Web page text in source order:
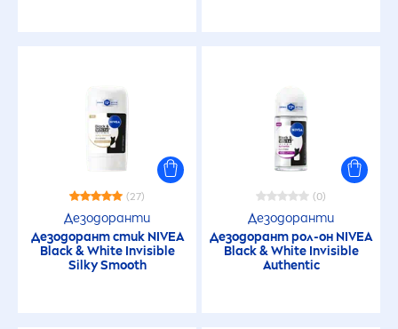
(27)
Дезодоранти
Дезодорант стик NIVEA
Black&WhiteInvisible
Silky Smooth
(0)
Дезодоранти
Дезодорант рол-он NIVEA
Black&WhiteInvisible
Authentic